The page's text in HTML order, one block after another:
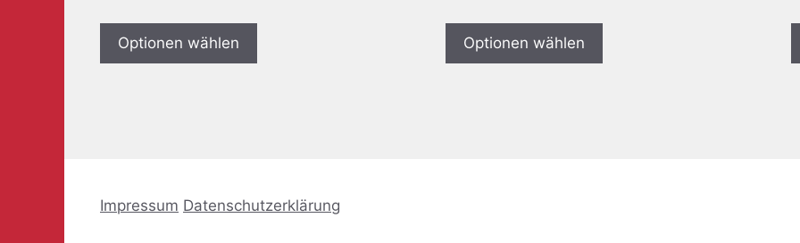
Optionen wählen Optionen wählen
Impressum Datenschutzerklärung